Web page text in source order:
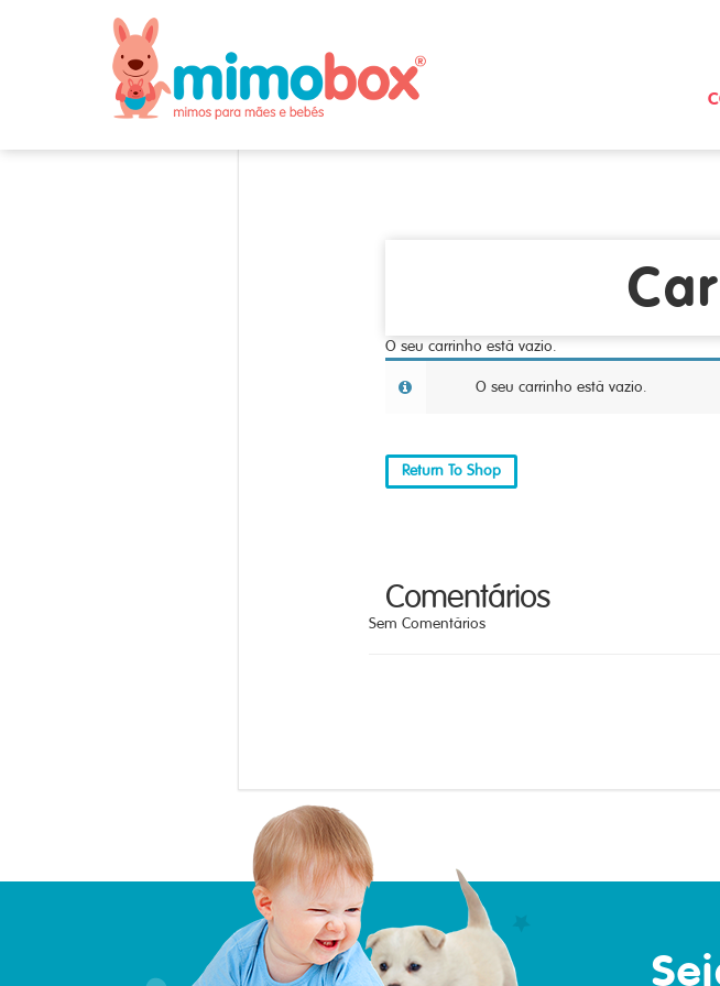
O seu carrinho está vazio.
O seu carrinho está vazio.
Return To Shop
Comentários
Sem Comentários